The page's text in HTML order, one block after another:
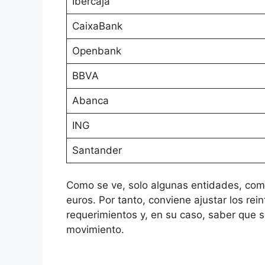
CaixaBank
Openbank
BBVA
Abanca
ING
Santander
Como se ve, solo algunas entidades,
euros. Por tanto, conviene ajustar los
requerimientos y, en su caso, saber que
movimiento.